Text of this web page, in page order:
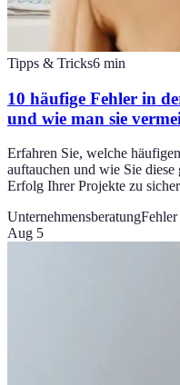
Tipps & Tricks6 min
10 häufige Fehler in
und wie man sie
Erfahren Sie, welche
auftauchen und wie Sie
Erfolg Ihrer Projekte zu
Unternehmensberatung
Aug 5